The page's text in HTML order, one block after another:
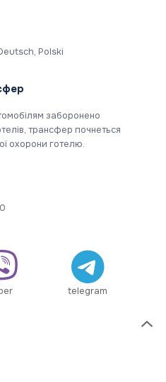
Polski
заборонено
трансфер почнеться
охорони готелю.
telegram